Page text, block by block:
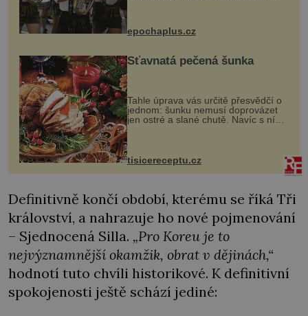
návštěvníků, kteří si vychutnávají
kultur...
epochaplus.cz
Šťavnatá pečená šunka
Tahle úprava vás určitě přesvědčí o
jednom: šunku nemusí doprovázet
jen ostré a slané chutě. Navíc s ní
nakrmíte poměrně hodně hladových
krků. Ingredience sádlo 3 kg šunky
vcelku 3 stroužky česneku hl...
tisicereceptu.cz
Definitivně končí období, kterému se říká Tři
království, a nahrazuje ho nové pojmenování
– Sjednocená Silla. „Pro Koreu je to
nejvýznamnější okamžik, obrat v dějinách,“
hodnotí tuto chvíli historikové. K definitivní
spokojenosti ještě schází jediné: